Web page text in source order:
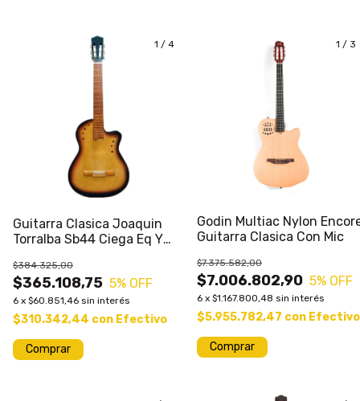
1 / 4
Guitarra Clasica Joaquin
Torralba Sb44 Ciega Eq Y
$365.108,75
$384.325,00
5% OFF
6 x $60.851,46 sin interés
$310.342,44 con Efectivo
Comprar
1 / 3
Godin Multiac Nylon
Guitarra Clasica Con Mic
$7.006.802,90
$7.375.582,00
5% OFF
6 x $1.167.800,48 sin interés
$5.955.782,47 con Efectivo